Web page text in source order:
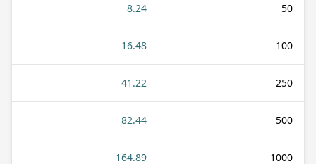
50
8.24
100
16.48
250
41.22
500
82.44
1000
164.89